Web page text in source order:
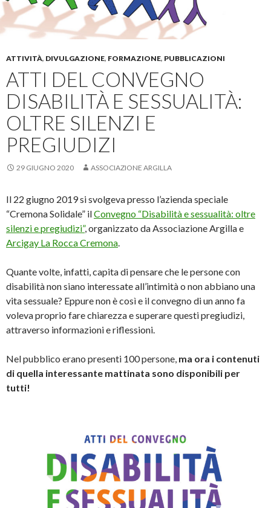
ATTIVITÀ, DIVULGAZIONE, FORMAZIONE, PUBBLICAZIONI
ATTI DEL CONVEGNO
DISABILITÀ E SESSUALITÀ:
OLTRE SILENZI E
PREGIUDIZI
29 GIUGNO 2020 ASSOCIAZIONE ARGILLA
Il 22 giugno 2019 si svolgeva presso l’azienda speciale
“Cremona Solidale” ilConvegno “Disabilità e sessualità: oltre
silenzi e pregiudizi”, organizzato da Associazione Argilla e
Arcigay La Rocca Cremona.
Quante volte, infatti, capita di pensare che le persone con
disabilità non siano interessate all’intimità o non abbiano una
vita sessuale? Eppure non è così e il convegno di un anno fa
voleva proprio fare chiarezza e superare questi pregiudizi,
attraverso informazioni e riflessioni.
Nel pubblico erano presenti 100 persone, ma ora i contenuti
di quella interessante mattinata sono disponibili per
tutti!